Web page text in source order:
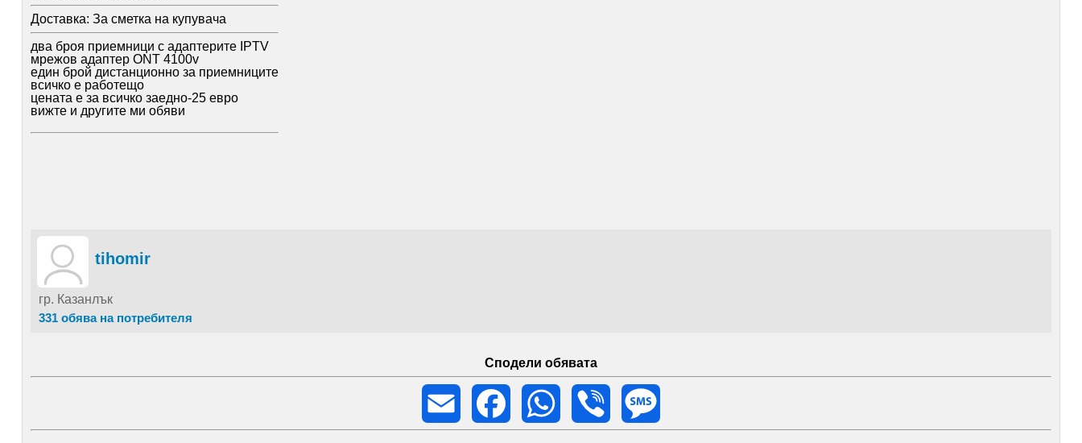
Доставка: За сметка на купувача
два броя приемници с адаптерите IPTV
мрежов адаптер ONT 4100v
един брой дистанционно за приемниците
всичко е работещо
цената е за всичко заедно-25 евро
вижте и другите ми обяви
tihomir
гр. Казанлък
331 обява на потребителя
Сподели обявата
Email
Facebook WhatsApp Viber